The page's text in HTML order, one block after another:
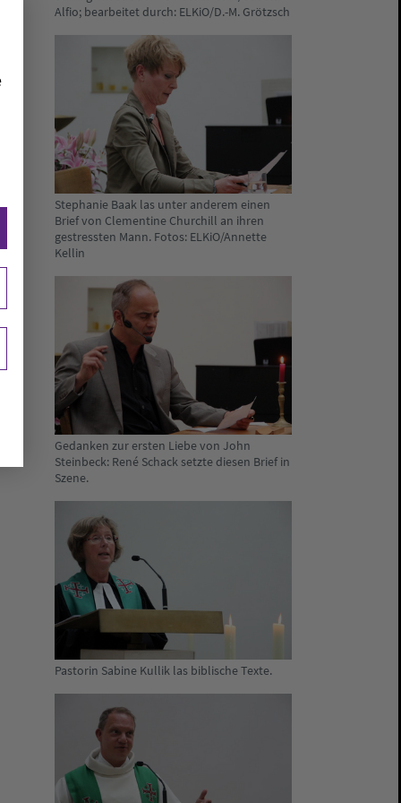
Alfio; bearbeitet durch: ELKiO/D.-M. Grötzsch
Stephanie Baak las unter anderem einen
Brief von Clementine Churchill an ihren
gestressten Mann. Fotos: ELKiO/Annette
Kellin
Gedanken zur ersten Liebe von John
Steinbeck: René Schack setzte diesen Brief in
Szene.
Pastorin Sabine Kullik las biblische Texte.